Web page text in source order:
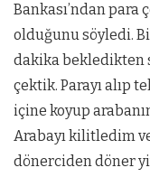
Bankası’ndan
olduğunu söyledi.
dakika bekledikten
çektik. Parayı alıp
içine koyup
Arabayı kilitledim
dönerciden döner